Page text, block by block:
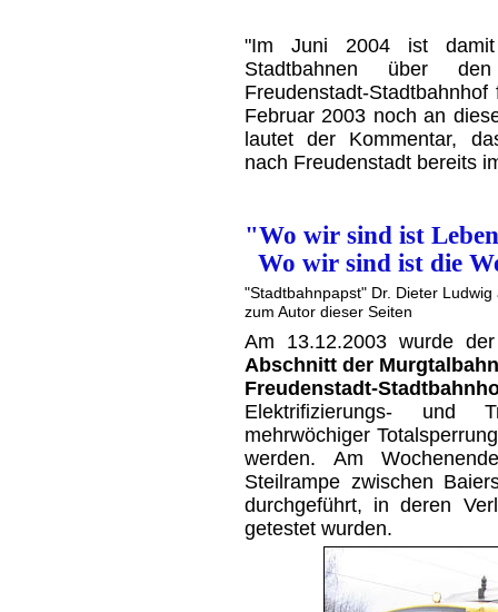
"Im Juni 2004 ist
Stadtbahnen über
Freudenstadt-
Februar 2003 noch an
lautet der Kommentar,
nach Freudenstadt bereits
"Wo wir sind ist
Wo wir sind ist die
"Stadtbahnpapst" Dr. Dieter
zum Autor dieser Seiten
Am 13.12.2003 wurde
Abschnitt der
Freudenstadt-
Elektrifizierungs- und
mehrwöchiger
werden. Am
Steilrampe zwischen
durchgeführt, in deren
getestet wurden.